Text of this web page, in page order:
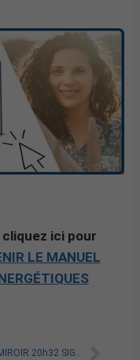
ici pour
LE MANUEL
HEURE MIROIR 20h32 SIGNIFICATION SPIRITUELLE [A LIRE]